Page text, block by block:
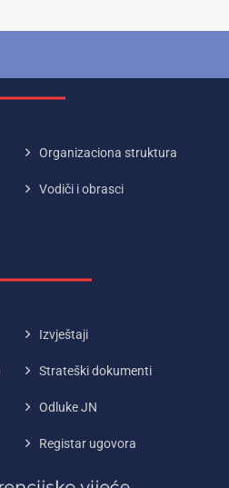
Organizaciona struktura
Vodiči i obrasci
Izvještaji
Strateški dokumenti
Odluke JN
Registar ugovora